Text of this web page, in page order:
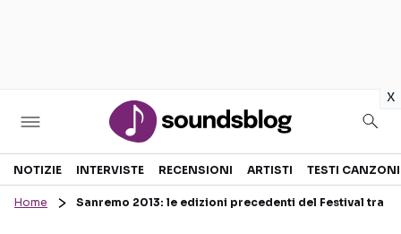
x
Sezioni
NOTIZIE INTERVISTE RECENSIONI ARTISTI TESTI CANZONI
Home Sanremo 2013: le edizioni precedenti del Festival tra